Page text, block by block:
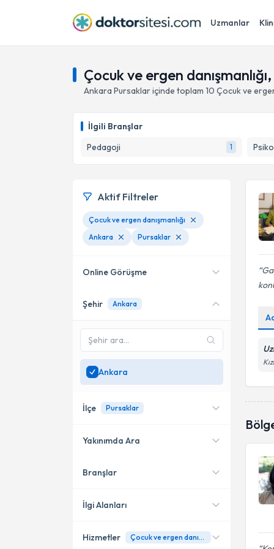
Uzmanlar
Çocuk ve ergen
Ankara Pursaklariçinde toplam 10 Çocuk ve
İlgili Branşlar
Pedagoji
1
Aktif Filtreler
Çocuk ve ergen danışmanlığı
Ankara
Pursaklar
Online Görüşme
Online danışmanlık sunan
SadeceAnkara
uzman ara
Şehir Ankara
Ankara
İlçe Pursaklar
Çankaya
Etimesgut
Yakınımda Ara
Konumuma yakın uzmanları
Branşlar
Pedagoji
İlgi Alanları
Hizmetler Çocuk ve ergen danışmanlığı